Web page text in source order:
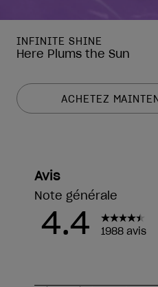
INFINITE SHINE
Here Plums the Sun
ACHETEZ